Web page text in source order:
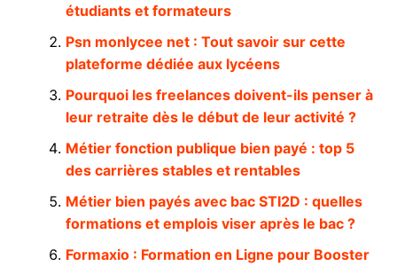
étudiants et formateurs
Psn monlycee net : Tout savoir sur cette
plateforme dédiée aux lycéens
Pourquoi les freelances doivent-ils penser à
leur retraite dès le début de leur activité ?
Métier fonction publique bien payé : top 5
des carrières stables et rentables
Métier bien payés avec bac STI2D : quelles
formations et emplois viser après le bac ?
Formaxio : Formation en Ligne pour Booster